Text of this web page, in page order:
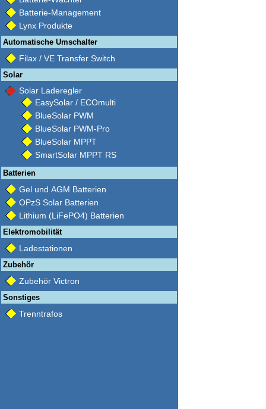
Batterie-Management
Lynx Produkte
Automatische Umschalter
Filax / VE Transfer Switch
Solar
Solar Laderegler
EasySolar / ECOmulti
BlueSolar PWM
BlueSolar PWM-Pro
BlueSolar MPPT
SmartSolar MPPT RS
Batterien
Gel und AGM Batterien
OPzS Solar Batterien
Lithium (LiFePO4) Batterien
Elektromobilität
Ladestationen
Zubehör
Zubehör Victron
Sonstiges
Trenntrafos